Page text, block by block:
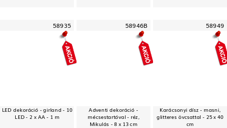
58935
LED dekoráció - girland - 10
LED - 2 x AA - 1 m
58946B
Adventi dekoráció -
mécsestartóval - réz,
Mikulás - 8 x 13 cm
58949
Karácsonyi dísz - masni,
glitteres övcsattal - 25 x 40
cm